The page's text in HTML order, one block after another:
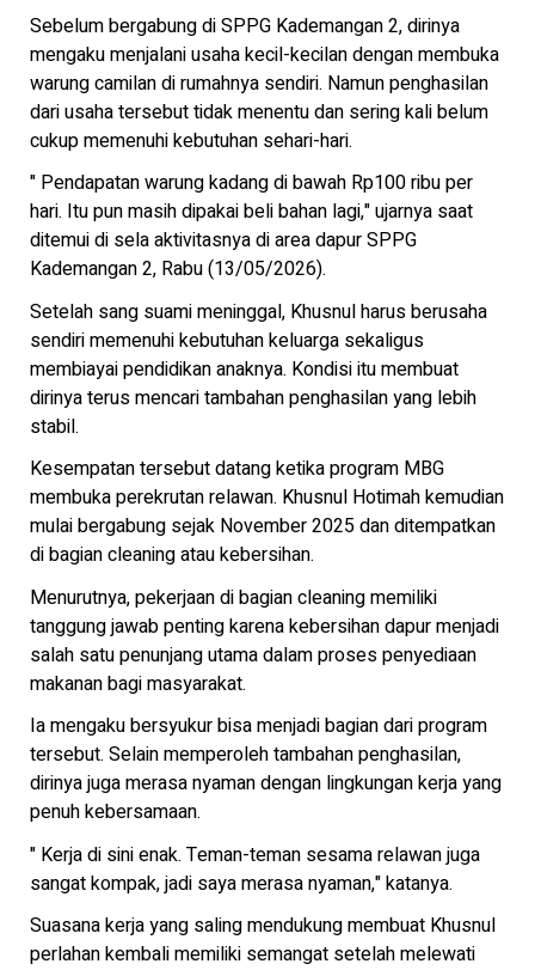
Sebelum bergabung di SPPG Kademangan 2, dirinya
mengaku menjalani usaha kecil-kecilan dengan membuka
warung camilan di rumahnya sendiri. Namun penghasilan
dari usaha tersebut tidak menentu dan sering kali belum
cukup memenuhi kebutuhan sehari-hari.
" Pendapatan warung kadang di bawah Rp100 ribu per
hari. Itu pun masih dipakai beli bahan lagi," ujarnya saat
ditemui di sela aktivitasnya di area dapur SPPG
Kademangan 2, Rabu (13/05/2026).
Setelah sang suami meninggal, Khusnul harus berusaha
sendiri memenuhi kebutuhan keluarga sekaligus
membiayai pendidikan anaknya. Kondisi itu membuat
dirinya terus mencari tambahan penghasilan yang lebih
stabil.
Kesempatan tersebut datang ketika program MBG
membuka perekrutan relawan. Khusnul Hotimah kemudian
mulai bergabung sejak November 2025 dan ditempatkan
di bagian cleaning atau kebersihan.
Menurutnya, pekerjaan di bagian cleaning memiliki
tanggung jawab penting karena kebersihan dapur menjadi
salah satu penunjang utama dalam proses penyediaan
makanan bagi masyarakat.
Ia mengaku bersyukur bisa menjadi bagian dari program
tersebut. Selain memperoleh tambahan penghasilan,
dirinya juga merasa nyaman dengan lingkungan kerja yang
penuh kebersamaan.
" Kerja di sini enak. Teman-teman sesama relawan juga
sangat kompak, jadi saya merasa nyaman," katanya.
Suasana kerja yang saling mendukung membuat Khusnul
perlahan kembali memiliki semangat setelah melewati